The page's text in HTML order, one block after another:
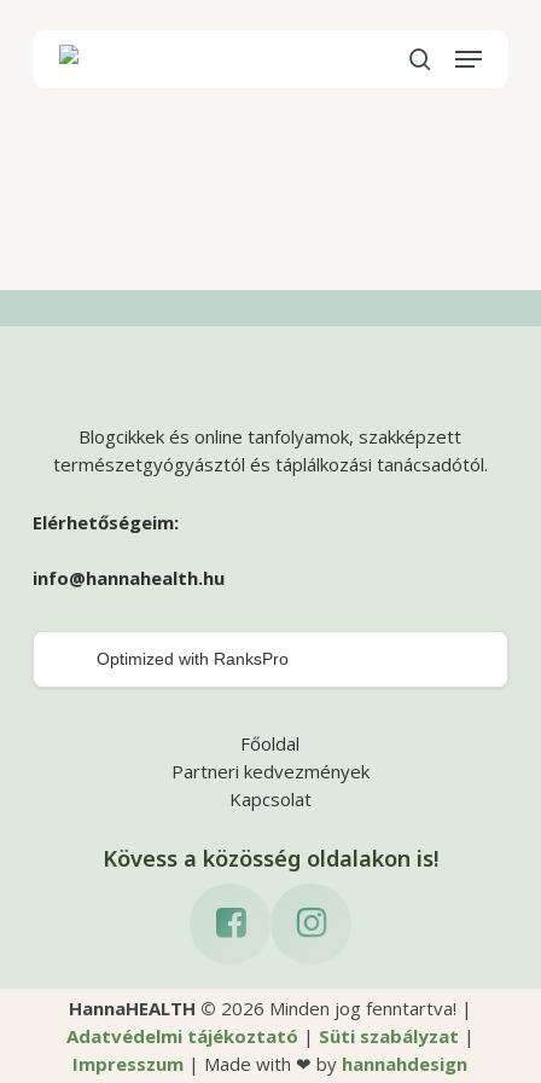
Menu
Blogcikkek és online tanfolyamok, szakképzett
természetgyógyásztól és táplálkozási tanácsadótól.
Elérhetőségeim:
info@hannahealth.hu
Optimized with RanksPro
Főoldal
Partneri kedvezmények
Kapcsolat
Kövess a közösség oldalakon is!
HannaHEALTH © 2026 Minden jog fenntartva! |
Adatvédelmi tájékoztató | Süti szabályzat |
Impresszum | Made with ❤ by hannahdesign